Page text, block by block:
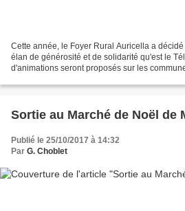
Cette année, le Foyer Rural Auricella a
élan de générosité et de solidarité qu'est le
d'animations seront proposés sur les
Sortie au Marché de Noël de
Publié le 25/10/2017 à 14:32
Par G. Choblet